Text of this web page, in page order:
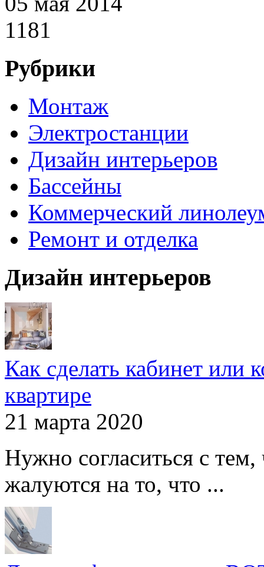
1181
Рубрики
Монтаж
Электростанции
Дизайн интерьеров
Бассейны
Коммерческий
Ремонт и отделка
Дизайн интерьеров
Как сделать кабинет или
квартире
21 марта 2020
Нужно согласиться с
жалуются на то, что ...